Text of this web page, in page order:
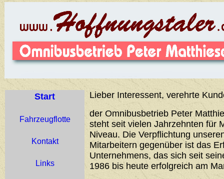
Start
Fahrzeugflotte
Kontakt
Links
Lieber Interessent, verehrte
der Omnibusbetrieb Peter
steht seit vielen Jahrzehnten für
Niveau. Die Verpflichtung
Mitarbeitern gegenüber ist das
Unternehmens, das sich seit
1986 bis heute erfolgreich am